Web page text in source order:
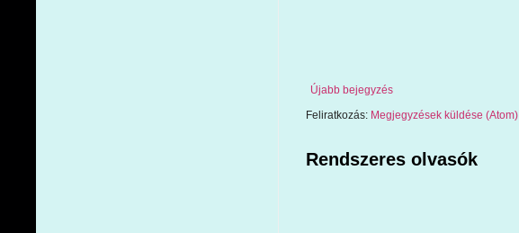
Újabb bejegyzés
Feliratkozás: Megjegyzések küldése (Atom)
Rendszeres olvasók